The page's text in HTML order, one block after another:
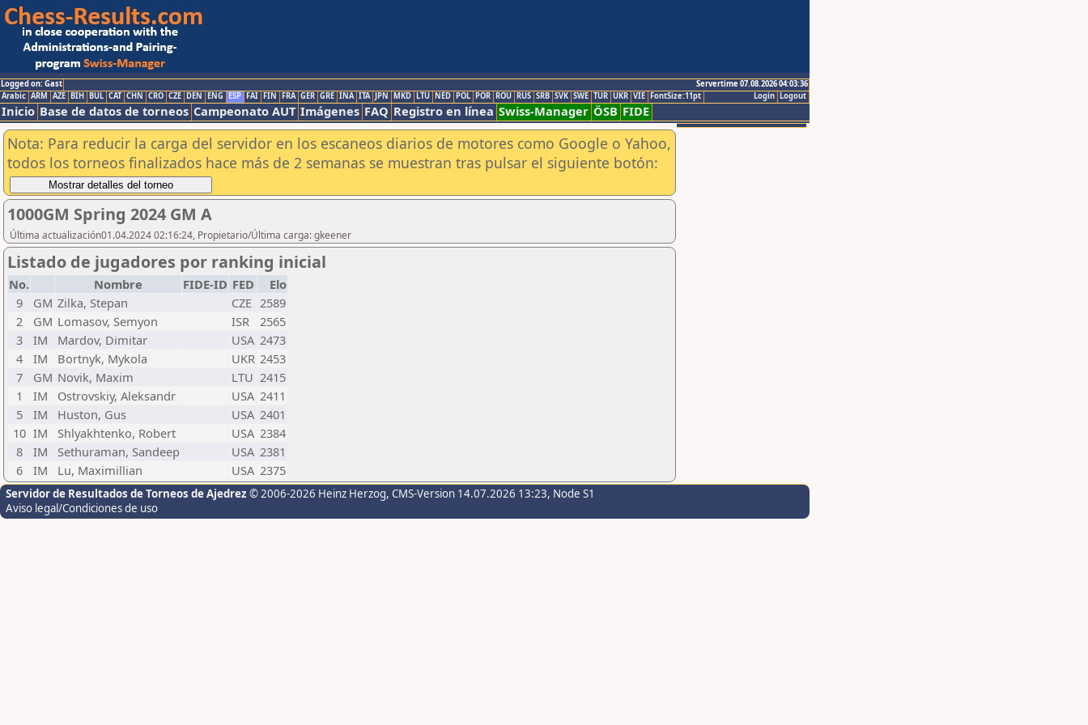
Logged on: Gast
Servertime 07.08.2026 04:03:36
Logout
Login
Arabic ARM AZE BIH BUL CAT CHN CRO CZE DEN ENG ESP FAI FIN FRA GER GRE INA ITA JPN MKD LTU NED POL POR ROU RUS SRB SVK SWE TUR UKR VIE FontSize:11pt
Inicio Base de datos de torneos Campeonato AUT Imágenes FAQ Registro en línea Swiss-Manager ÖSB FIDE
Nota: Para reducir la carga del servidor en los escaneos diarios de motores como Google o Yahoo,
todos los torneos finalizados hace más de 2 semanas se muestran tras pulsar el siguiente botón:
1000GM Spring 2024 GM A
Última actualización01.04.2024 02:16:24, Propietario/Última carga: gkeener
Listado de jugadores por ranking inicial
No. Nombre FIDE-ID FED
Elo
9
GM Zilka, Stepan CZE 2589
2
GM Lomasov, Semyon ISR
2565
3
IM Mardov, Dimitar USA 2473
4
IM Bortnyk, Mykola UKR 2453
7
GM Novik, Maxim LTU 2415
1
IM Ostrovskiy, Aleksandr USA 2411
5
IM Huston, Gus USA 2401
10 IM Shlyakhtenko, Robert USA 2384
8
IM Sethuraman, Sandeep USA 2381
6
IM Lu, Maximillian USA 2375
Servidor de Resultados de Torneos de Ajedrez © 2006-2026 Heinz Herzog, CMS-Version 14.07.2026 13:23, Node S1
Aviso legal/Condiciones de uso